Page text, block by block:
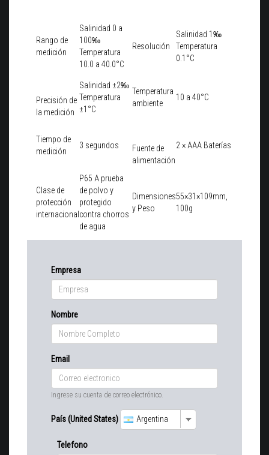
Rango de
medición
Salinidad 0 a
100‰
Temperatura
10.0 a 40.0°C
Resolución
Salinidad 1‰
Temperatura
0.1°C
Precisión de
la medición
Salinidad ±2‰
Temperatura
±1°C
Temperatura
ambiente
10 a 40°C
Tiempo de
medición
3 segundos
Fuente de
alimentación
2 × AAA Baterías
Clase de
protección
internacional
P65 A prueba
de polvo y
protegido
contra chorros
de agua
Dimensiones
y Peso
55×31×109mm,
100g
Empresa
Nombre
Email
Ingrese su cuenta de correo electrónico.
País (United States) Argentina
Telefono